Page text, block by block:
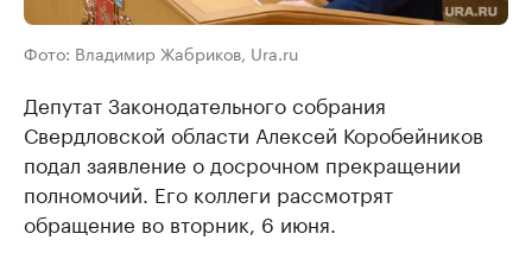
Фото: Владимир Жабриков, Ura.ru
Депутат Законодательного собрания
Свердловской области Алексей Коробейников
подал заявление о досрочном прекращении
полномочий. Его коллеги рассмотрят
обращение во вторник, 6 июня.